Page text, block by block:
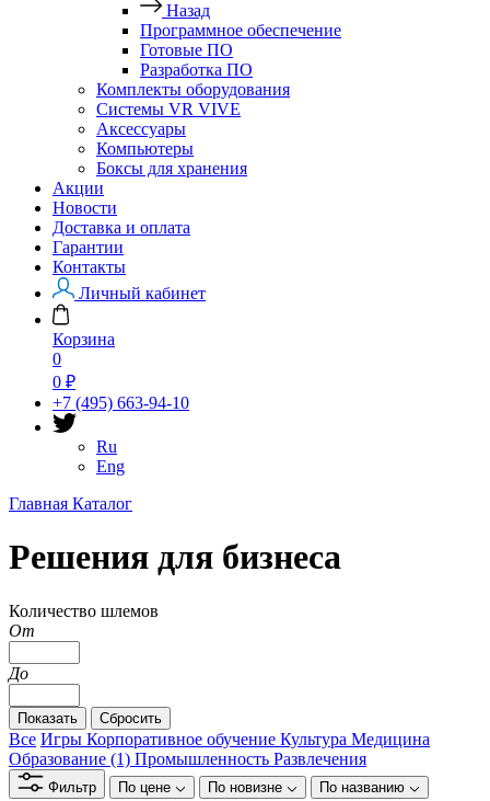
Назад
Программное обеспечение
Готовые ПО
Разработка ПО
Комплекты оборудования
Системы VR VIVE
Аксессуары
Компьютеры
Боксы для хранения
Акции
Новости
Доставка и оплата
Гарантии
Контакты
Личный кабинет
Корзина
0
0 ₽
+7 (495) 663-94-10
Ru
Eng
Главная Каталог
Решения для бизнеса
Количество шлемов
От
До
Все Игры Корпоративное обучение Культура Медицина
Образование (1) Промышленность Развлечения
Фильтр По цене По новизне По названию